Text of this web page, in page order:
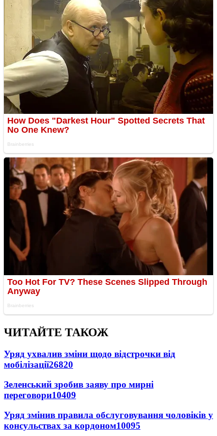
ЧИТАЙТЕ ТАКОЖ
Уряд ухвалив зміни щодо відстрочки від
мобілізації26820
Зеленський зробив заяву про мирні
переговори10409
Уряд змінив правила обслуговування чоловіків у
консульствах за кордоном10095